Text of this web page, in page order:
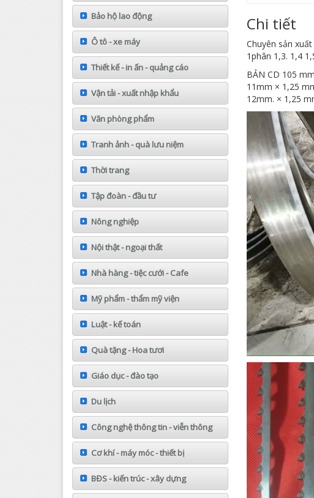
Bảo hộ lao động
Ô tô - xe máy
Thiết kế - in ấn - quảng cáo
Vận tải - xuất nhập khẩu
Văn phòng phẩm
Tranh ảnh - quà lưu niệm
Thời trang
Tập đoàn - đầu tư
Nông nghiệp
Nội thật - ngoại thất
Nhà hàng - tiệc cưới - Cafe
Mỹ phẩm - thẩm mỹ viện
Luật - kế toán
Quà tặng - Hoa tươi
Giáo dục - đào tạo
Du lịch
Công nghệ thông tin - viễn thông
Cơ khí - máy móc - thiết bị
BĐS - kiến trúc - xây dựng
Chi tiết
Chuyên sản
1phân 1,3. 1,4
BẢN CD 105
11mm × 1,25
12mm. × 1,25